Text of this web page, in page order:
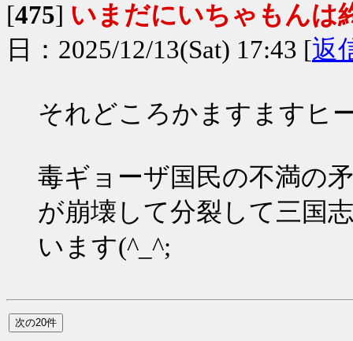
[475] いまだにいちゃもんは
日：2025/12/13(Sat) 17:43 [返
それどころかますますヒ
毒ギョーザ国民の不満の
が崩壊して分裂して三国
います(^_^;